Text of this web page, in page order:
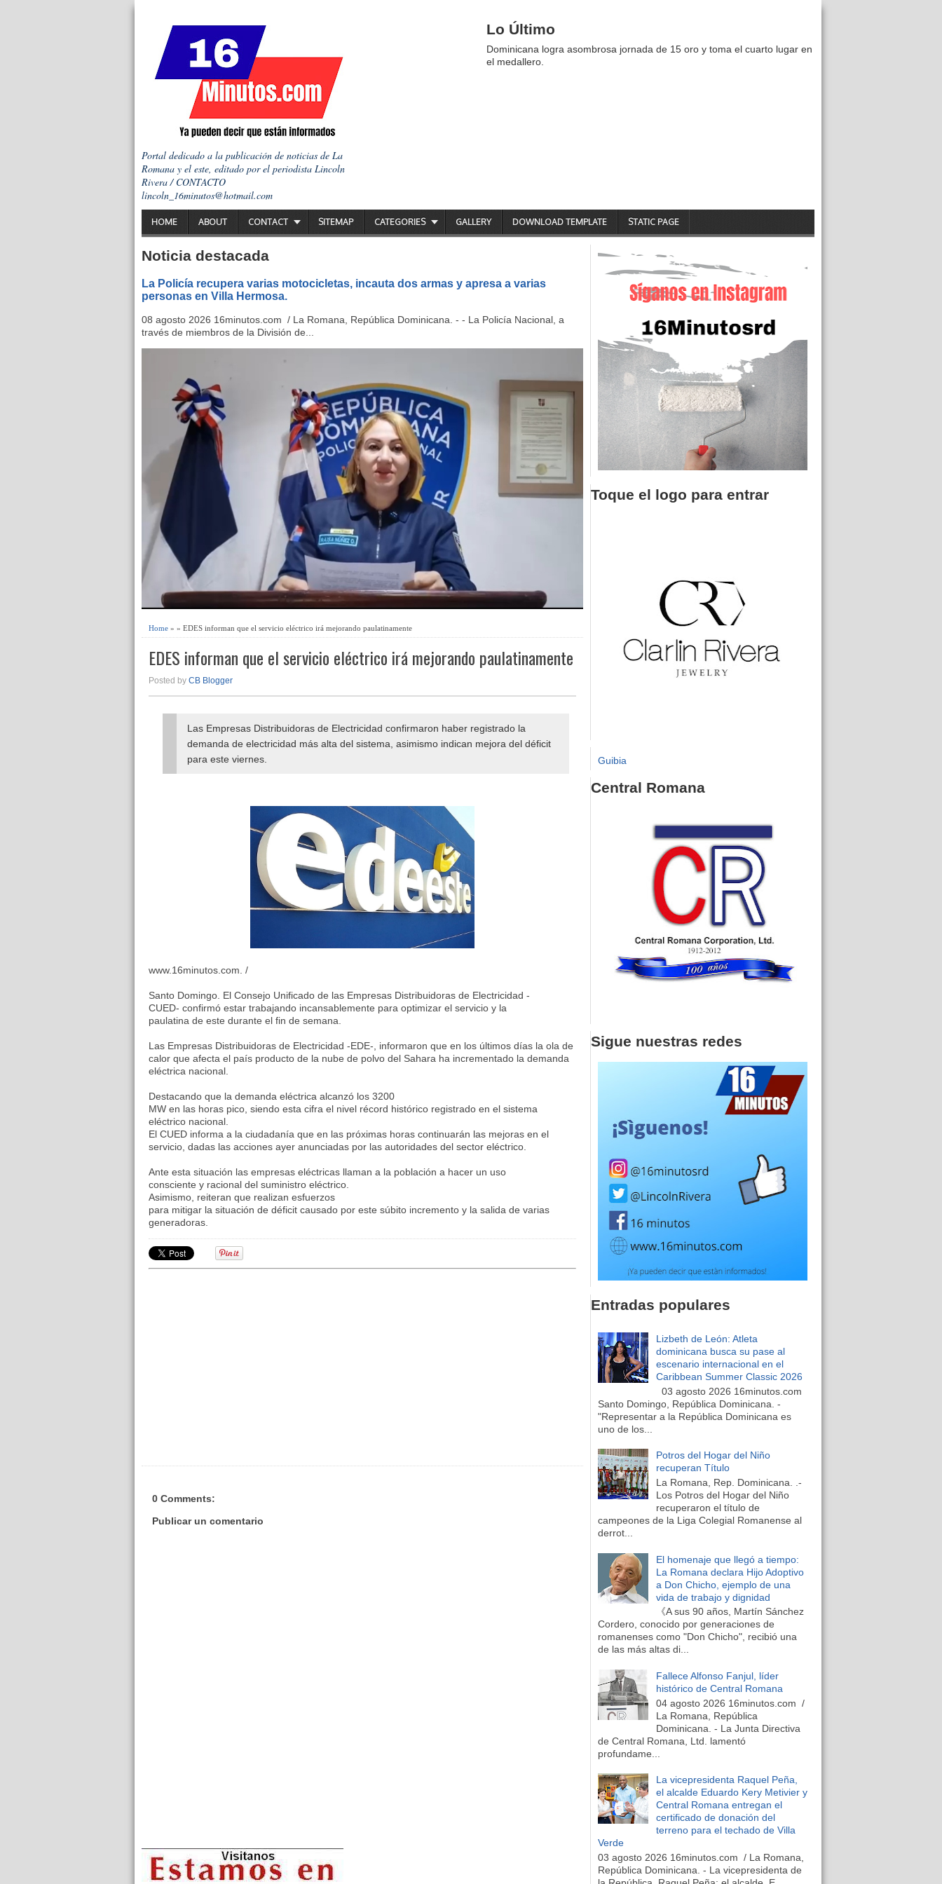
Portal dedicado a la publicación de noticias de La
Romana y el este, editado por el periodista Lincoln
Rivera / CONTACTO
lincoln_16minutos@hotmail.com
Lo Último
Dominicana logra asombrosa jornada de 15 oro y toma el cuarto lugar en
el medallero.
HOME ABOUT CONTACT SITEMAP CATEGORIES GALLERY DOWNLOAD TEMPLATE STATIC PAGE
Noticia destacada
La Policía recupera varias motocicletas, incauta dos armas y apresa a varias
personas en Villa Hermosa.
08 agosto 2026 16minutos.com / La Romana, República Dominicana. - - La Policía Nacional, a
través de miembros de la División de...
Home » » EDES informan que el servicio eléctrico irá mejorando paulatinamente
EDES informan que el servicio eléctrico irá mejorando paulatinamente
Posted by CB Blogger
Las Empresas Distribuidoras de Electricidad confirmaron haber registrado la
demanda de electricidad más alta del sistema, asimismo indican mejora del déficit
para este viernes.
www.16minutos.com. /
Santo Domingo. El Consejo Unificado de las Empresas Distribuidoras de Electricidad -
CUED- confirmó estar trabajando incansablemente para optimizar el servicio y la
paulatina de este durante el fin de semana.
Las Empresas Distribuidoras de Electricidad -EDE-, informaron que en los últimos días la ola de
calor que afecta el país producto de la nube de polvo del Sahara ha incrementado la demanda
eléctrica nacional.
Destacando que la demanda eléctrica alcanzó los 3200
MW en las horas pico, siendo esta cifra el nivel récord histórico registrado en el sistema
eléctrico nacional.
El CUED informa a la ciudadanía que en las próximas horas continuarán las mejoras en el
servicio, dadas las acciones ayer anunciadas por las autoridades del sector eléctrico.
Ante esta situación las empresas eléctricas llaman a la población a hacer un uso
consciente y racional del suministro eléctrico.
Asimismo, reiteran que realizan esfuerzos
para mitigar la situación de déficit causado por este súbito incremento y la salida de varias
generadoras.
0 Comments:
Publicar un comentario
Toque el logo para entrar
Guibia
Central Romana
Sigue nuestras redes
Entradas populares
Lizbeth de León: Atleta
dominicana busca su pase al
escenario internacional en el
Caribbean Summer Classic 2026
03 agosto 2026 16minutos.com
Santo Domingo, República Dominicana. -
"Representar a la República Dominicana es
uno de los...
Potros del Hogar del Niño
recuperan Título
La Romana, Rep. Dominicana. .-
Los Potros del Hogar del Niño
recuperaron el título de
campeones de la Liga Colegial Romanense al
derrot...
El homenaje que llegó a tiempo:
La Romana declara Hijo Adoptivo
a Don Chicho, ejemplo de una
vida de trabajo y dignidad
《A sus 90 años, Martín Sánchez
Cordero, conocido por generaciones de
romanenses como "Don Chicho", recibió una
de las más altas di...
Fallece Alfonso Fanjul, líder
histórico de Central Romana
04 agosto 2026 16minutos.com /
La Romana, República
Dominicana. - La Junta Directiva
de Central Romana, Ltd. lamentó
profundame...
La vicepresidenta Raquel Peña,
el alcalde Eduardo Kery Metivier y
Central Romana entregan el
certificado de donación del
terreno para el techado de Villa
Verde
03 agosto 2026 16minutos.com / La Romana,
República Dominicana. - La vicepresidenta de